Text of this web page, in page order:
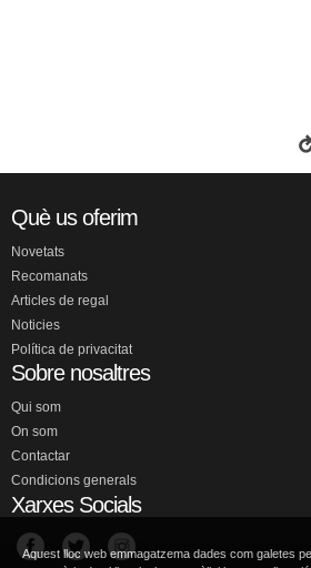
Què us oferim
Novetats
Recomanats
Articles de regal
Noticies
Política de privacitat
Sobre nosaltres
Qui som
On som
Contactar
Condicions generals
Xarxes Socials
Aquest lloc web emmagatzema dades com galetes